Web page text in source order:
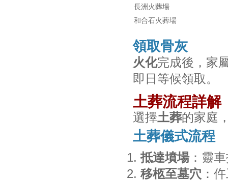
長洲火葬場
和合石火葬場
領取骨灰
火化完成後，家
即日等候領取。
土葬流程詳解
選擇土葬的家庭
土葬儀式流程
抵達墳場：靈
移柩至墓穴 ：